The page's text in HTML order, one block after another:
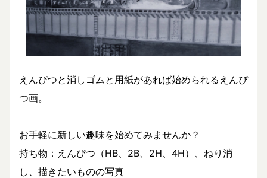
えんぴつと消しゴムと用紙があれば始められるえんぴ
つ画。
お手軽に新しい趣味を始めてみませんか？
持ち物：えんぴつ（HB、2B、2H、4H）、ねり消
し、描きたいものの写真